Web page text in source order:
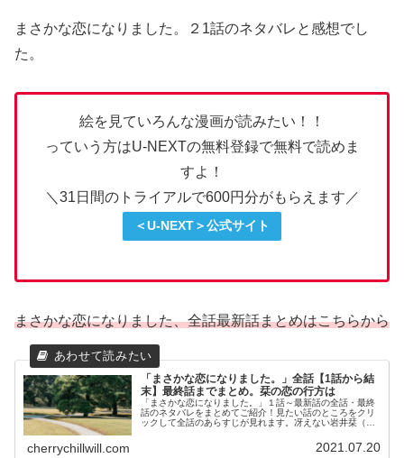
まさかな恋になりました。２1話のネタバレと感想でし
た。
絵を見ていろんな漫画が読みたい！！
っていう方はU-NEXTの無料登録で無料で読めま
すよ！
＼31日間のトライアルで600円分がもらえます／
＜U-NEXT＞公式サイト
まさかな恋になりました、全話最新話まとめはこちらから
「まさかな恋になりました。」全話【1話から結
末】最終話までまとめ。栞の恋の行方は
「まさかな恋になりました。」１話～最新話の全話・最終
話のネタバレをまとめてご紹介！見たい話のところをクリ
ックして全話のあらすじが見れます。冴えない岩井栞（３
てしまう。が時々イケメンに！？これまでの冴えない日常
が激変する！ラブコメの鬼才邑咲奇先生の人気作品です！
cherrychillwill.com 2021.07.20